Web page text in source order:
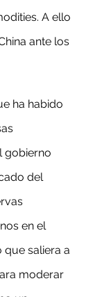
A ello
ante los
ha habido
gobierno
del
en el
que saliera a
moderar